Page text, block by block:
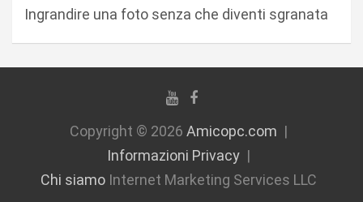
Ingrandire una foto senza che diventi sgranata
Copyright © 2026 Amicopc.com
Informazioni Privacy
Chi siamoInternet Marketing Services LLC